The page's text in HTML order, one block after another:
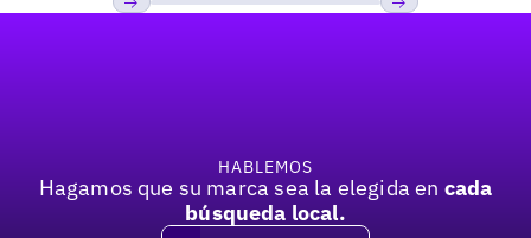
HABLEMOS
Hagamos que su marca sea la elegida en cada
búsqueda local.